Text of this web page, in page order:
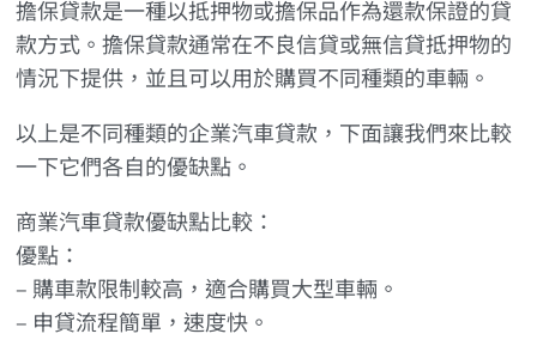
擔保貸款是一種以抵押物或擔保品作為還款保證的貸
款方式。擔保貸款通常在不良信貸或無信貸抵押物的
情況下提供，並且可以用於購買不同種類的車輛。
以上是不同種類的企業汽車貸款，下面讓我們來比較
一下它們各自的優缺點。
商業汽車貸款優缺點比較：
優點：
– 購車款限制較高，適合購買大型車輛。
– 申貸流程簡單，速度快。